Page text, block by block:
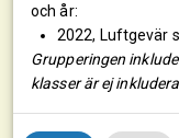
och år:
2022, Luftgevär
Grupperingen
klasser är ej